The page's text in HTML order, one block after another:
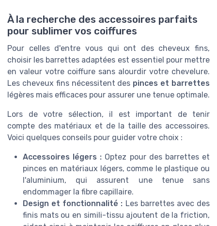
À la recherche des accessoires parfaits
pour sublimer vos coiffures
Pour celles d'entre vous qui ont des cheveux fins,
choisir les barrettes adaptées est essentiel pour mettre
en valeur votre coiffure sans alourdir votre chevelure.
Les cheveux fins nécessitent des pinces et barrettes
légères mais efficaces pour assurer une tenue optimale.
Lors de votre sélection, il est important de tenir
compte des matériaux et de la taille des accessoires.
Voici quelques conseils pour guider votre choix :
Accessoires légers : Optez pour des barrettes et
pinces en matériaux légers, comme le plastique ou
l'aluminium, qui assurent une tenue sans
endommager la fibre capillaire.
Design et fonctionnalité : Les barrettes avec des
finis mats ou en simili-tissu ajoutent de la friction,